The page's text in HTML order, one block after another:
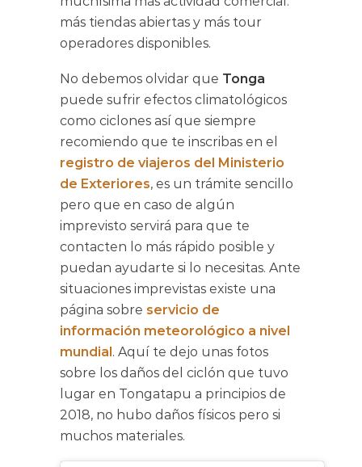
más tiendas abiertas y más tour
operadores disponibles.
No debemos olvidar que Tonga
puede sufrir efectos climatológicos
como ciclones así que siempre
recomiendo que te inscribas en el
registro de viajeros del Ministerio
de Exteriores, es un trámite sencillo
pero que en caso de algún
imprevisto servirá para que te
contacten lo más rápido posible y
puedan ayudarte si lo necesitas. Ante
situaciones imprevistas existe una
página sobre servicio de
información meteorológico a nivel
mundial. Aquí te dejo unas fotos
sobre los daños del ciclón que tuvo
lugar en Tongatapu a principios de
2018, no hubo daños físicos pero si
muchos materiales.